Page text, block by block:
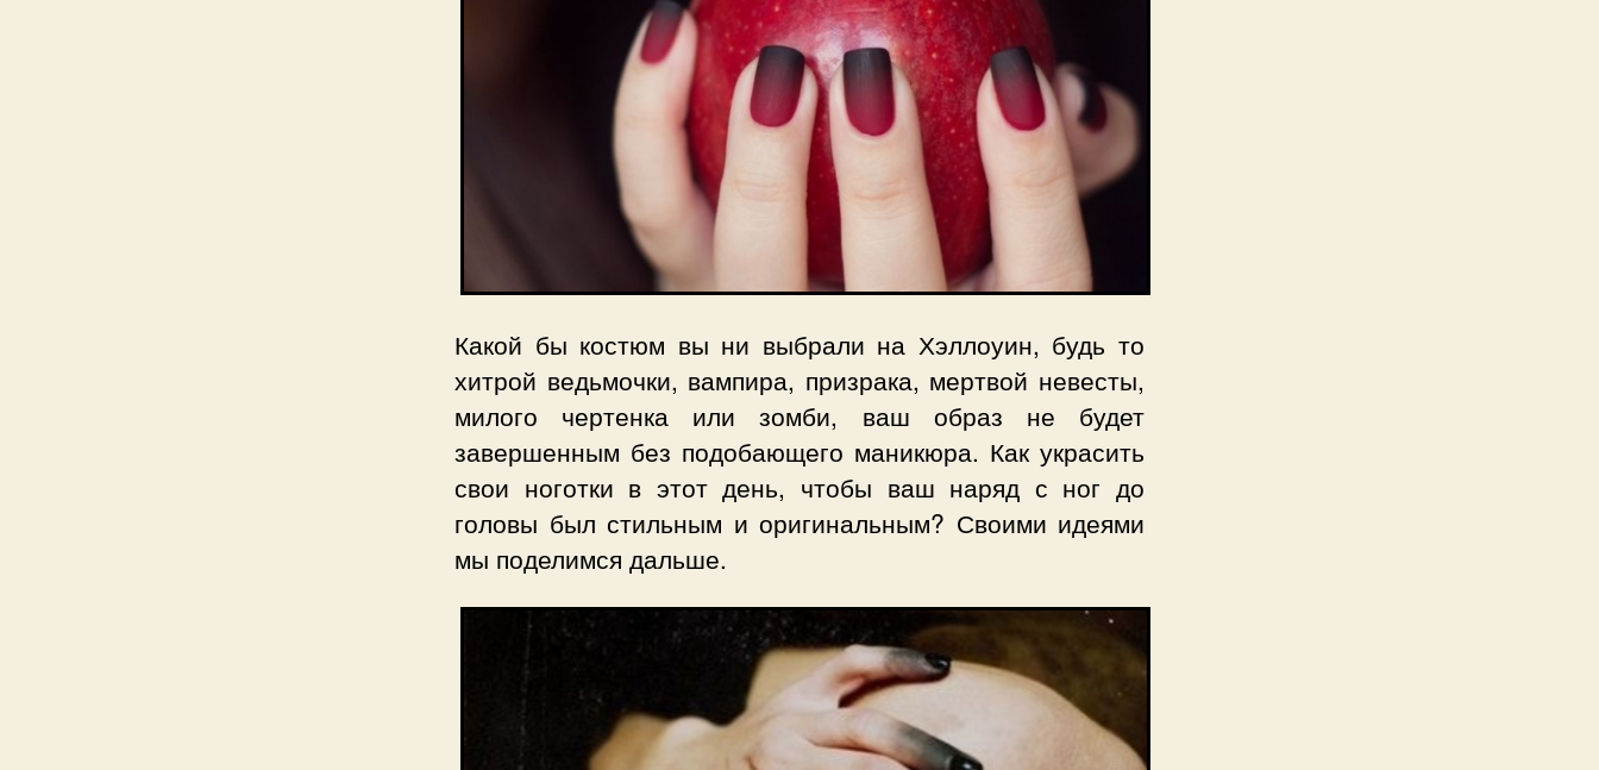
Какой бы костюм вы ни выбрали на Хэллоуин, будь то
хитрой ведьмочки, вампира, призрака, мертвой невесты,
милого чертенка или зомби, ваш образ не будет
завершенным без подобающего маникюра. Как украсить
свои ноготки в этот день, чтобы ваш наряд с ног до
головы был стильным и оригинальным? Своими идеями
мы поделимся дальше.